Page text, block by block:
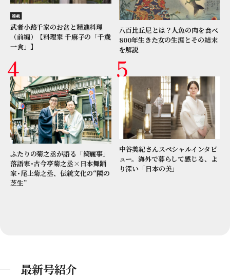
連載
武者小路千家のお盆と精進料理
（前編）【料理家 千麻子の「千歳
一食」】
八百比丘尼とは？人魚の肉を食べ
800年生きた女の生涯とその結末
を解説
ふたりの菊之丞が語る「綺麗事」
落語家･古今亭菊之丞×日本舞踊
家･尾上菊之丞、伝統文化の“隣の
芝生”
中谷美紀さんスペシャルインタビ
ュー。海外で暮らして感じる、よ
り深い「日本の美」
最新号紹介